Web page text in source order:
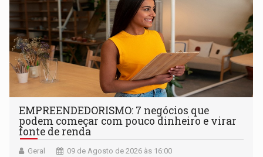
EMPREENDEDORISMO: 7 negócios que
podem começar com pouco dinheiro e virar
fonte de renda
Geral 09 de Agosto de 2026 às 16:00